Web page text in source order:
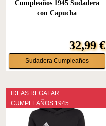
Cumpleaños 1945 Sudadera
con Capucha
32,99 €
Sudadera Cumpleaños
IDEAS REGALAR
CUMPLEAÑOS 1945